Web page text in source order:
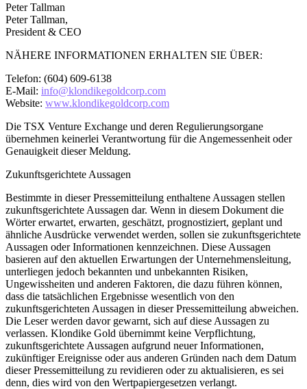
Peter Tallman
Peter Tallman,
President & CEO
NÄHERE INFORMATIONEN ERHALTEN SIE ÜBER:
Telefon: (604) 609-6138
E-Mail: info@klondikegoldcorp.com
Website: www.klondikegoldcorp.com
Die TSX Venture Exchange und deren Regulierungsorgane
übernehmen keinerlei Verantwortung für die Angemessenheit oder
Genauigkeit dieser Meldung.
Zukunftsgerichtete Aussagen
Bestimmte in dieser Pressemitteilung enthaltene Aussagen stellen
zukunftsgerichtete Aussagen dar. Wenn in diesem Dokument die
Wörter erwartet, erwarten, geschätzt, prognostiziert, geplant und
ähnliche Ausdrücke verwendet werden, sollen sie zukunftsgerichtete
Aussagen oder Informationen kennzeichnen. Diese Aussagen
basieren auf den aktuellen Erwartungen der Unternehmensleitung,
unterliegen jedoch bekannten und unbekannten Risiken,
Ungewissheiten und anderen Faktoren, die dazu führen können,
dass die tatsächlichen Ergebnisse wesentlich von den
zukunftsgerichteten Aussagen in dieser Pressemitteilung abweichen.
Die Leser werden davor gewarnt, sich auf diese Aussagen zu
verlassen. Klondike Gold übernimmt keine Verpflichtung,
zukunftsgerichtete Aussagen aufgrund neuer Informationen,
zukünftiger Ereignisse oder aus anderen Gründen nach dem Datum
dieser Pressemitteilung zu revidieren oder zu aktualisieren, es sei
denn, dies wird von den Wertpapiergesetzen verlangt.